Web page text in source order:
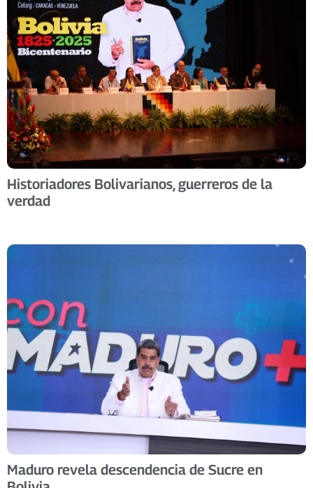
Historiadores Bolivarianos, guerreros de la
verdad
Maduro revela descendencia de Sucre en